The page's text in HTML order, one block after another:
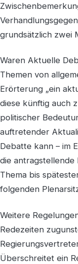
grundsätzlich zwei
Waren Aktuelle
Themen von
Erörterung „ein
diese künftig auch
politischer
auftretender
Debatte kann – im
die antragstellende
Thema bis
folgenden
Weitere
Redezeiten
Überschreitet ein